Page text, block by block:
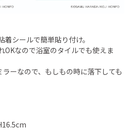
シールで簡単貼り付け。
なので浴室のタイルでも使えま
ーなので、もしもの時に落下しても